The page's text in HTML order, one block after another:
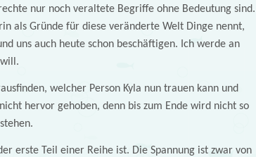
nur noch veraltete Begriffe ohne Bedeutung sind.
als Gründe für diese veränderte Welt Dinge nennt,
uns auch heute schon beschäftigen. Ich werde an
welcher Person Kyla nun trauen kann und
hervor gehoben, denn bis zum Ende wird nicht so
erste Teil einer Reihe ist. Die Spannung ist zwar von